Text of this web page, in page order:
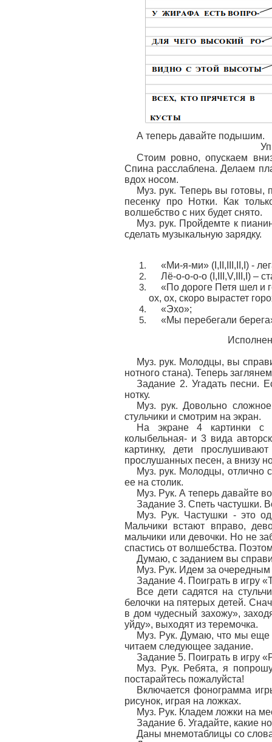
А теперь давайте подышим.
Стоим ровно, опускаем
Спина расслаблена. Делаем
вдох носом.
Муз. рук. Теперь вы
песенку про Нотки. Как
волшебство с них будет снято.
Муз. рук. Пройдемте к
сделать музыкальную зарядку.
«Ми-я-ми» (I,II,III,II,I) -
Лё-о-о-о-о (I,III,V,III,I) –
«По дороге Петя шел и
ох, ох, скоро вырастет
«Эхо»;
«Мы перебегали
Муз. рук. Молодцы, вы
нотного стана). Теперь
Задание 2. Угадать песни.
нотку.
Муз. рук. Довольно
стульчики и смотрим на экран.
На экране 4 картинки с
колыбельная- и 3 вида
картинку, дети
прослушанных песен, а внизу
Муз. рук. Молодцы, отлично
ее на столик.
Муз. Рук. А теперь давайте
Задание 3. Спеть частушки.
Муз. Рук. Частушки - это
Мальчики встают вправо,
мальчики или девочки. Но не
спастись от волшебства.
Думаю, с заданием вы
Муз. Рук. Идем за
Задание 4. Поиграть в игру
Все дети садятся на
белочки на пятерых детей.
в дом чудесный захожу»,
уйду», выходят из теремочка.
Муз. Рук. Думаю, что мы еще
читаем следующее задание.
Задание 5. Поиграть в игру
Муз. Рук. Ребята, я
постарайтесь пожалуйста!
Включается фонограмма
рисунок, играя на ложках.
Муз. Рук. Кладем ложки на
Задание 6. Угадайте, какие
Даны мнемотаблицы со